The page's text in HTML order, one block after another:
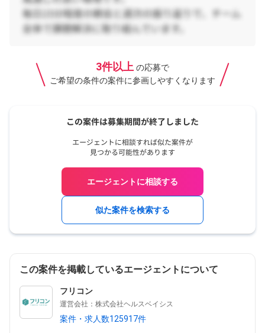
3件以上 の応募で
ご希望の条件の案件に参画しやすくなります
エージェントに相談する
似た案件を検索する
この案件を掲載しているエージェントについて
フリコン
運営会社：株式会社ヘルスベイシス
案件・求人数125917件